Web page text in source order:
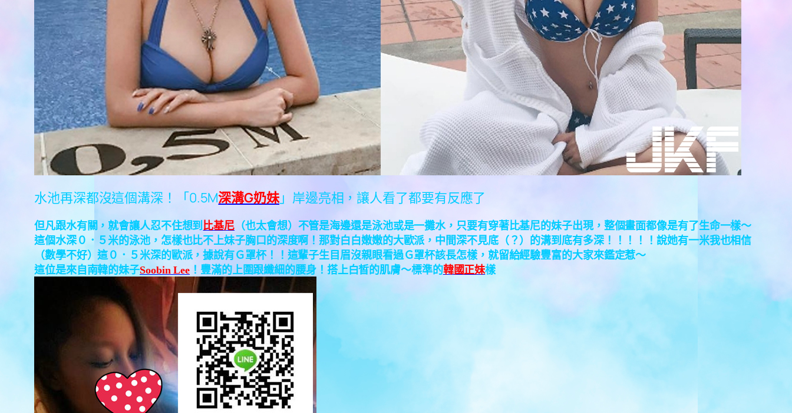
水池再深都沒這個溝深！「0.5M深溝G奶妹」岸邊亮相，讓人看了都要有反應了
但凡跟水有關，就會讓人忍不住想到 比基尼 （也太會想）不管是海邊還是泳池或是一攤水，只要有穿著比基尼的妹子出現，整個畫面都像是有了生命一樣～
這個水深０．５米的泳池，怎樣也比不上妹子胸口的深度啊！那對白白嫩嫩的大歐派，中間深不見底（？）的溝到底有多深！！！！！說她有一米我也相信
（數學不好）這０．５米深的歐派，據說有Ｇ罩杯！！這輩子生目眉沒親眼看過Ｇ罩杯該長怎樣，就留給經驗豐富的大家來鑑定惹～
這位是來自南韓的妹子Soobin Lee ！豐滿的上圍跟纖細的腰身！搭上白皙的肌膚～標準的韓國正妹樣